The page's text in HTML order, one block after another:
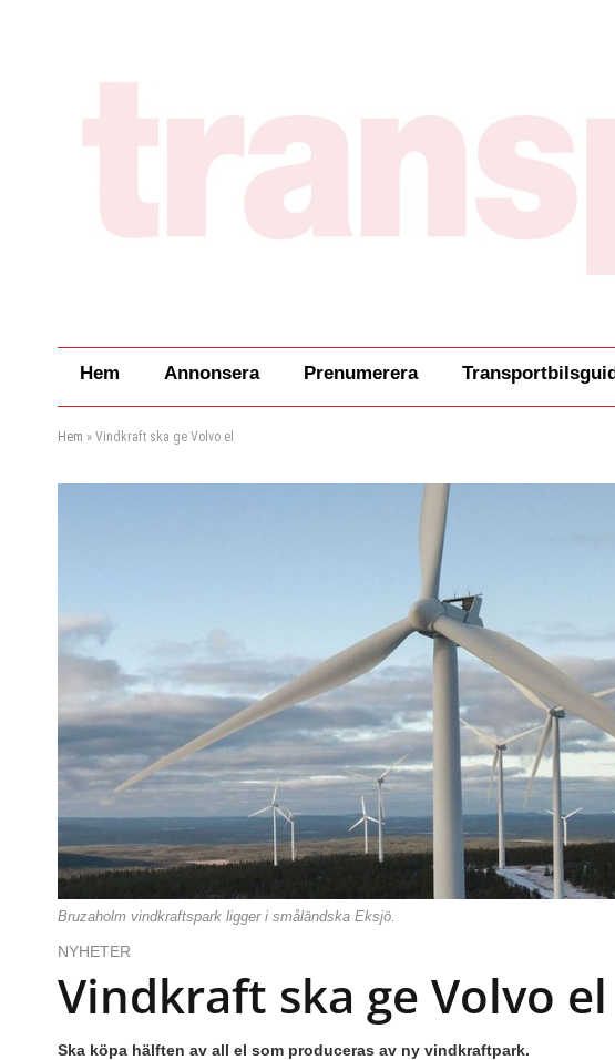
Hem Annonsera Prenumerera
Hem » Vindkraft ska ge Volvo el
Bruzaholm vindkraftspark ligger i småländska Eksjö.
NYHETER
Vindkraft ska ge Volvo el
Ska köpa hälften av all el som produceras av ny vindkraftpark.